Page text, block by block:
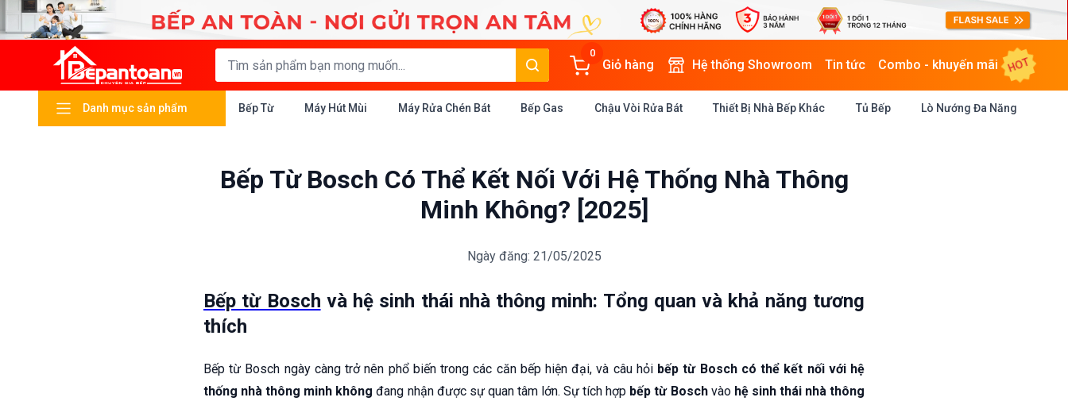
0
Giỏ hàng Hệ thống Showroom Tin tức Combo - khuyến mãi HOT
Danh mục sản phẩm Bếp Từ Máy Hút Mùi Máy Rửa Chén Bát Bếp Gas Chậu Vòi Rửa Bát Thiết Bị Nhà Bếp Khác Tủ Bếp Lò Nướng Đa Năng
Bếp Từ Bosch Có Thể Kết Nối Với Hệ Thống Nhà Thông
Minh Không? [2025]
Ngày đăng: 21/05/2025
Bếp từ Bosch và hệ sinh thái nhà thông minh: Tổng quan và khả năng tương
thích
Bếp từ Bosch ngày càng trở nên phổ biến trong các căn bếp hiện đại, và câu hỏi bếp từ Bosch có thể kết nối với hệ
thống nhà thông minh không đang nhận được sự quan tâm lớn. Sự tích hợp bếp từ Boschvào hệ sinh thái nhà thông